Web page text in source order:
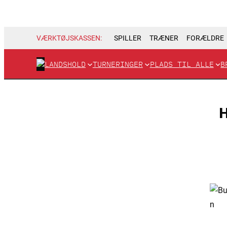
VÆRKTØJSKASSEN: SPILLER TRÆNER FORÆLDRE
LANDSHOLD TURNERINGER PLADS TIL ALLE